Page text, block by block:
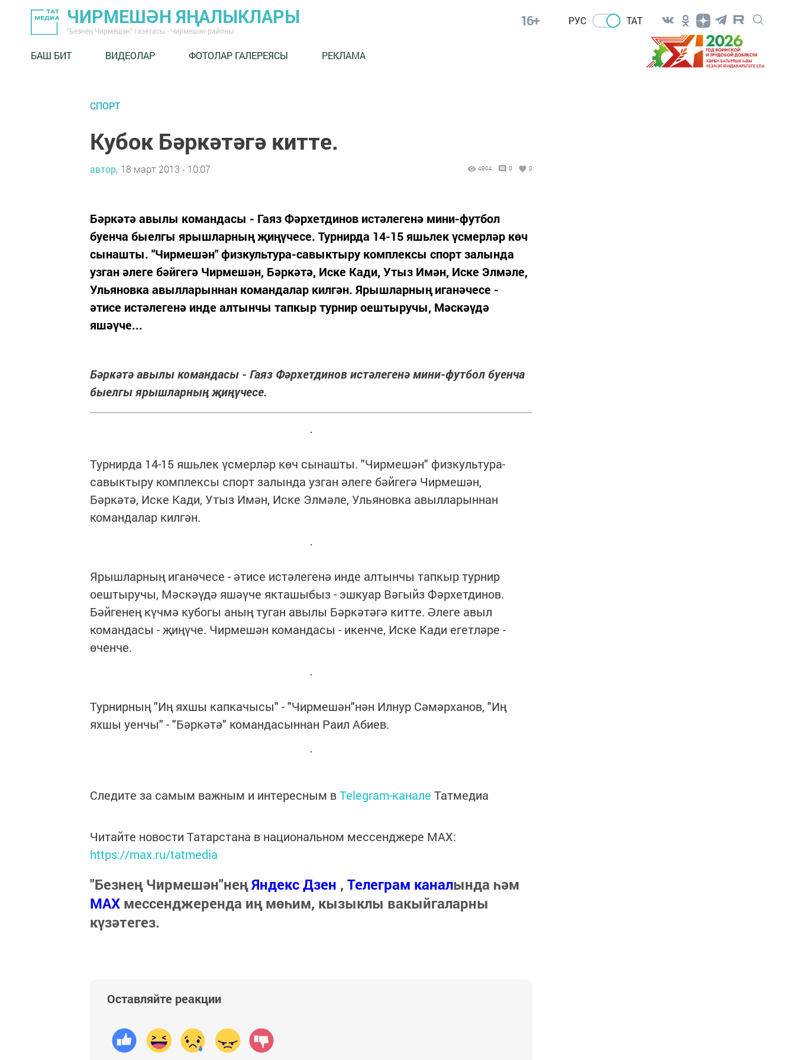
ЧИРМЕШӘН ЯҢАЛЫКЛАРЫ
"Безнең Чирмешән" газетасы - Чирмешән районы
16+ РУС ТАТ
БАШ БИТ ВИДЕОЛАР ФОТОЛАР ГАЛЕРЕЯСЫ РЕКЛАМА
СПОРТ
Кубок Бәркәтәгә китте.
автор, 18 март 2013 - 10:07 4904 0 0
Бәркәтә авылы командасы - Гаяз Фәрхетдинов истәлегенә мини-футбол
буенча быелгы ярышларның җиңүчесе. Турнирда 14-15 яшьлек үсмерләр көч
сынашты. "Чирмешән" физкультура-савыктыру комплексы спорт залында
узган әлеге бәйгегә Чирмешән, Бәркәтә, Иске Кади, Утыз Имән, Иске Элмәле,
Ульяновка авылларыннан командалар килгән. Ярышларның иганәчесе -
әтисе истәлегенә инде алтынчы тапкыр турнир оештыручы, Мәскәүдә
яшәүче...
Бәркәтә авылы командасы - Гаяз Фәрхетдинов истәлегенә мини-футбол буенча
быелгы ярышларның җиңүчесе.
Турнирда 14-15 яшьлек үсмерләр көч сынашты. "Чирмешән" физкультура-
савыктыру комплексы спорт залында узган әлеге бәйгегә Чирмешән,
Бәркәтә, Иске Кади, Утыз Имән, Иске Элмәле, Ульяновка авылларыннан
командалар килгән.
Ярышларның иганәчесе - әтисе истәлегенә инде алтынчы тапкыр турнир
оештыручы, Мәскәүдә яшәүче якташыбыз - эшкуар Вәгыйз Фәрхетдинов.
Бәйгенең күчмә кубогы аның туган авылы Бәркәтәгә китте. Әлеге авыл
командасы - җиңүче. Чирмешән командасы - икенче, Иске Кади егетләре -
өченче.
Турнирның "Иң яхшы капкачысы" - "Чирмешән"нән Илнур Сәмәрханов, "Иң
яхшы уенчы" - "Бәркәтә" командасыннан Раил Абиев.
Следите за самым важным и интересным вTelegram-канале Татмедиа
Читайте новости Татарстана в национальном мессенджере MАХ:
https://max.ru/tatmedia
"Безнең Чирмешән"неңЯндекс Дзен , Телеграм каналында һәм
МАХ мессенджеренда иң мөһим, кызыклы вакыйгаларны
күзәтегез.
Оставляйте реакции